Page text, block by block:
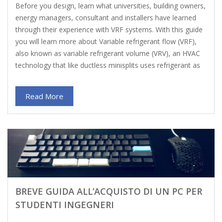
Before you design, learn what universities, building owners,
energy managers, consultant and installers have learned
through their experience with VRF systems. With this guide
you will learn more about Variable refrigerant flow (VRF),
also known as variable refrigerant volume (VRV), an HVAC
technology that like ductless minisplits uses refrigerant as
Read More
BREVE GUIDA ALL’ACQUISTO DI UN PC PER
STUDENTI INGEGNERI